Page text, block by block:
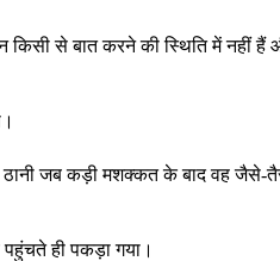
किसी से बात करने की स्थिति में नहीं
ठानी जब कड़ी मशक्कत के बाद वह
पहुंचते ही पकड़ा गया।